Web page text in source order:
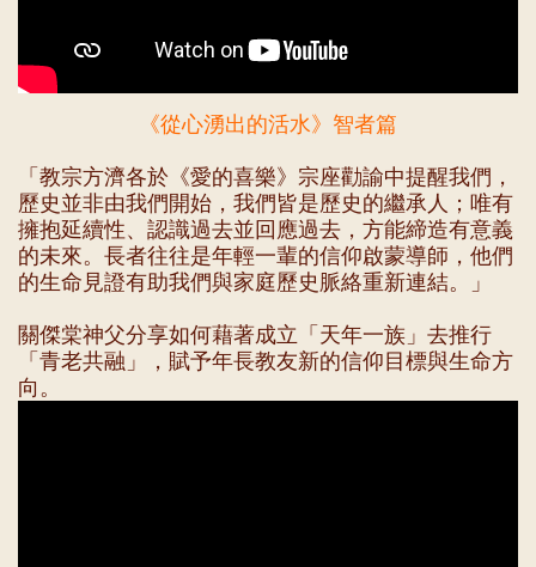
《從心湧出的活水》智者篇
「教宗方濟各於《愛的喜樂》宗座勸諭中提醒我們，
歷史並非由我們開始，我們皆是歷史的繼承人；唯有
擁抱延續性、認識過去並回應過去，方能締造有意義
的未來。長者往往是年輕一輩的信仰啟蒙導師，他們
的生命見證有助我們與家庭歷史脈絡重新連結。」
關傑棠神父分享如何藉著成立「天年一族」去推行
「青老共融」，賦予年長教友新的信仰目標與生命方
向。